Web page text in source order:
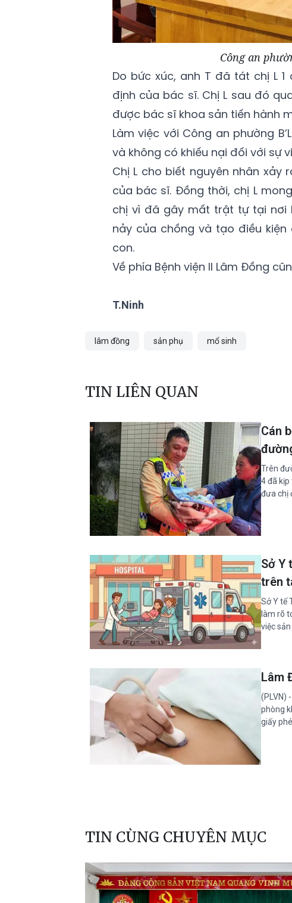
Công an
Do bức xúc, anh T đã tát chị L
định của bác sĩ. Chị L sau đó
được bác sĩ khoa sản tiến hành
Làm việc với Công an phường
và không có khiếu nại đối với sự
Chị L cho biết nguyên nhân
của bác sĩ. Đồng thời, chị L
chị vì đã gây mất trật tự tại nơi
nảy của chồng và tạo điều
con.
Về phía Bệnh viện II Lâm Đồng
T.Ninh
lâm đồng sản phụ mổ sinh
TIN LIÊN QUAN
Cán
Trên
4 đã
đưa chị
Sở Y
trên
Sở Y tế
làm rõ
việc
Lâm
(PLVN)
phòng
giấy
TIN CÙNG CHUYÊN MỤC